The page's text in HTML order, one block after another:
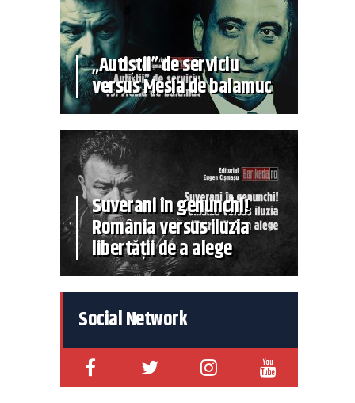
„Autiștii” de serviciu
versus Mesia de balamuc
Suverani în genunchi!
România versus iluzia
libertății de a alege
Social Network